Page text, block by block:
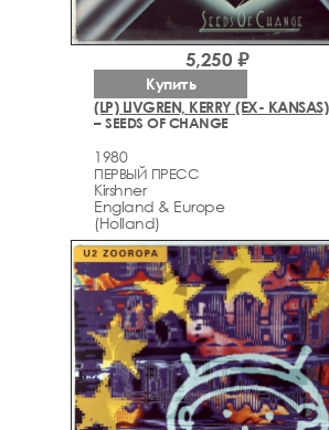
(LP) LIVGREN, KERRY (EX- KANSAS)
– SEEDS OF CHANGE
1980
ПЕРВЫЙ ПРЕСС
Kirshner
England & Europe
(Holland)
5,250 ₽
Купить